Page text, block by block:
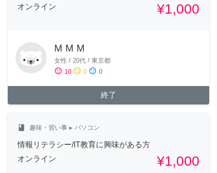
オンライン ¥1,000
M M M
女性 / 20代 / 東京都
sentiment_satisfied 10 sentiment_neutral 0 sentiment_dissatisfied 0
終了
class 趣味・習い事 ▸ パソコン
情報リテラシー/IT教育に興味がある方
オンライン
¥1,000